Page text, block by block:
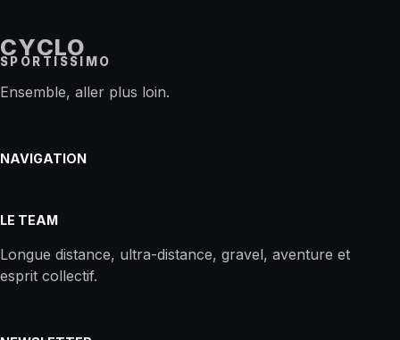
CYCLO
SPORTISSIMO
Ensemble, aller plus loin.
NAVIGATION
LE TEAM
Longue distance, ultra-distance, gravel, aventure et
esprit collectif.